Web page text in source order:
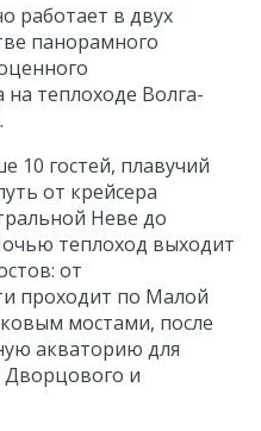
острова
работает в двух
панорамного
на теплоходе Волга-
10 гостей, плавучий
от крейсера
Неве до
теплоход выходит
от
проходит по Малой
мостами, после
акваторию для
Дворцового и